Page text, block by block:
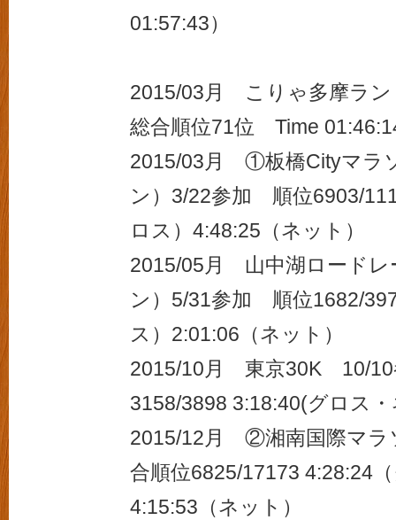
01:57:43）
2015/03月 こりゃ多摩
総合順位71位 Time
2015/03月 ①板橋Cityマラ
ン）3/22参加 順位6903/
ロス）4:48:25（ネット）
2015/05月 山中湖ロードレ
ン）5/31参加 順位1682/
ス）2:01:06（ネット）
2015/10月 東京30K 10/
3158/3898 3:18:40(グロス
2015/12月 ②湘南国際マ
合順位6825/17173 4:28:24
4:15:53（ネット）